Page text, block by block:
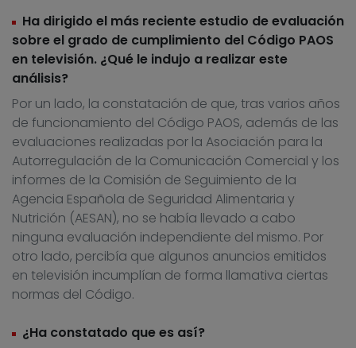
Ha dirigido el más reciente estudio de evaluación
sobre el grado de cumplimiento del Código PAOS
en televisión. ¿Qué le indujo a realizar este
análisis?
Por un lado, la constatación de que, tras varios años
de funcionamiento del Código PAOS, además de las
evaluaciones realizadas por la Asociación para la
Autorregulación de la Comunicación Comercial y los
informes de la Comisión de Seguimiento de la
Agencia Española de Seguridad Alimentaria y
Nutrición (AESAN), no se había llevado a cabo
ninguna evaluación independiente del mismo. Por
otro lado, percibía que algunos anuncios emitidos
en televisión incumplían de forma llamativa ciertas
normas del Código.
¿Ha constatado que es así?